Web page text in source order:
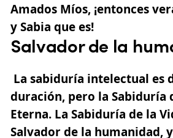
Amados Míos, ¡entonces
y Sabia que es!
Salvador de la
La sabiduría intelectual es
duración, pero la Sabiduría
Eterna. La Sabiduría de la
Salvador de la humanidad,